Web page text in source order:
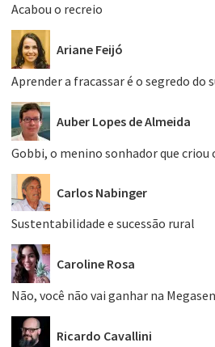
Acabou o recreio
Ariane Feijó
Aprender a fracassar é o segredo do
Auber Lopes de Almeida
Gobbi, o menino sonhador que criou
Carlos Nabinger
Sustentabilidade e sucessão rural
Caroline Rosa
Não, você não vai ganhar na
Ricardo Cavallini